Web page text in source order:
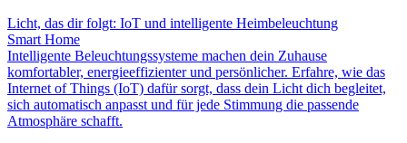
Licht, das dir folgt: IoT und intelligente Heimbeleuchtung
Smart Home
Intelligente Beleuchtungssysteme machen dein Zuhause
komfortabler, energieeffizienter und persönlicher. Erfahre, wie das
Internet of Things (IoT) dafür sorgt, dass dein Licht dich begleitet,
sich automatisch anpasst und für jede Stimmung die passende
Atmosphäre schafft.